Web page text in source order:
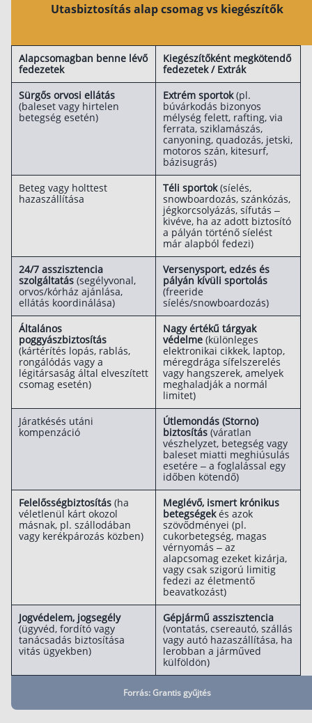
Utasbiztosítás alap csomag vs kiegészítők
Alapcsomagban benne lévő
fedezetek
Kiegészítőként megkötendő
fedezetek / Extrák
Sürgős orvosi ellátás
(baleset vagy hirtelen
betegség esetén)
Extrém sportok(pl.
búvárkodás bizonyos
mélység felett, rafting, via
ferrata, sziklamászás,
canyoning, quadozás, jetski,
motoros szán, kitesurf,
bázisugrás)
Beteg vagy holttest
hazaszállítása
Téli sportok(síelés,
snowboardozás, szánkózás,
jégkorcsolyázás, sífutás –
kivéve, ha az adott biztosító
a pályán történő síelést
már alapból fedezi)
24/7 asszisztencia
szolgáltatás (segélyvonal,
orvos/kórház ajánlása,
ellátás koordinálása)
Versenysport, edzés és
pályán kívüli sportolás
(freeride
síelés/snowboardozás)
Általános
poggyászbiztosítás
(kártérítés lopás, rablás,
rongálódás vagy a
légitársaság által elveszített
csomag esetén)
Nagy értékű tárgyak
védelme (különleges
elektronikai cikkek, laptop,
méregdrága sífelszerelés
vagy hangszerek, amelyek
meghaladják a normál
limitet)
Járatkésés utáni
kompenzáció
Útlemondás (Storno)
biztosítás (váratlan
vészhelyzet, betegség vagy
baleset miatti meghiúsulás
esetére – a foglalással egy
időben kötendő)
Felelősségbiztosítás (ha
véletlenül kárt okozol
másnak, pl. szállodában
vagy kerékpározás közben)
Meglévő, ismert krónikus
betegségekés azok
szövődményei (pl.
cukorbetegség, magas
vérnyomás – az
alapcsomag ezeket kizárja,
vagy csak szigorú limitig
fedezi az életmentő
beavatkozást)
Jogvédelem, jogsegély
(ügyvéd, fordító vagy
tanácsadás biztosítása
vitás ügyekben)
Gépjármű asszisztencia
(vontatás, csereautó, szállás
vagy autó hazaszállítása, ha
lerobban a járműved
külföldön)
Forrás: Grantis gyűjtés